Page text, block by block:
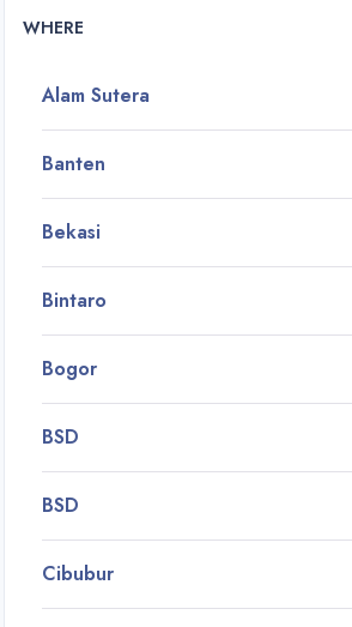
WHERE
Alam Sutera
Banten
Bekasi
Bintaro
Bogor
BSD
BSD
Cibubur